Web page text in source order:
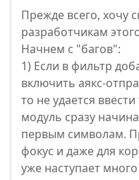
Прежде всего, хочу
разработчикам
Начнем с "багов":
1) Если в фильтр
включить аякс-
то не удается
модуль сразу
первым символам.
фокус и даже для
уже наступает